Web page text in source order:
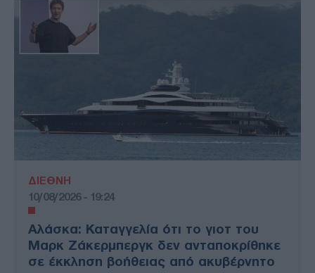
ΔΙΕΘΝΗ
10/08/2026 - 19:24
Αλάσκα: Καταγγελία ότι το γιοτ του
Μαρκ Ζάκερμπεργκ δεν ανταποκρίθηκε
σε έκκληση βοήθειας από ακυβέρνητο